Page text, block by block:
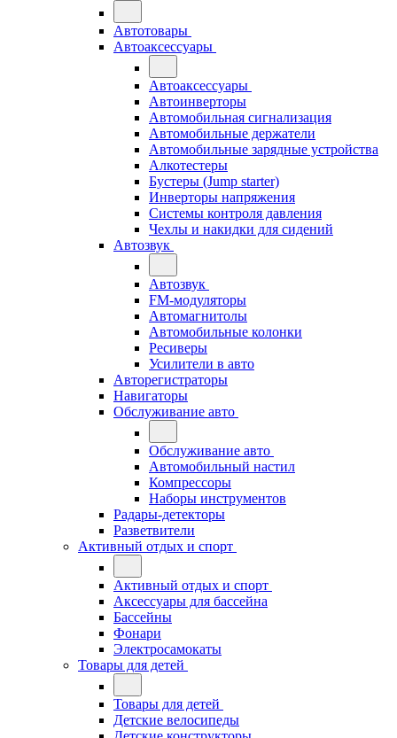
Автотовары
Автоаксессуары
Автоаксессуары
Автоинверторы
Автомобильная сигнализация
Автомобильные держатели
Автомобильные зарядные устройства
Алкотестеры
Бустеры (Jump starter)
Инверторы напряжения
Системы контроля давления
Чехлы и накидки для сидений
Автозвук
Автозвук
FM-модуляторы
Автомагнитолы
Автомобильные колонки
Ресиверы
Усилители в авто
Авторегистраторы
Навигаторы
Обслуживание авто
Обслуживание авто
Автомобильный настил
Компрессоры
Наборы инструментов
Радары-детекторы
Разветвители
Активный отдых и спорт
Активный отдых и спорт
Аксессуары для бассейна
Бассейны
Фонари
Электросамокаты
Товары для детей
Товары для детей
Детские велосипеды